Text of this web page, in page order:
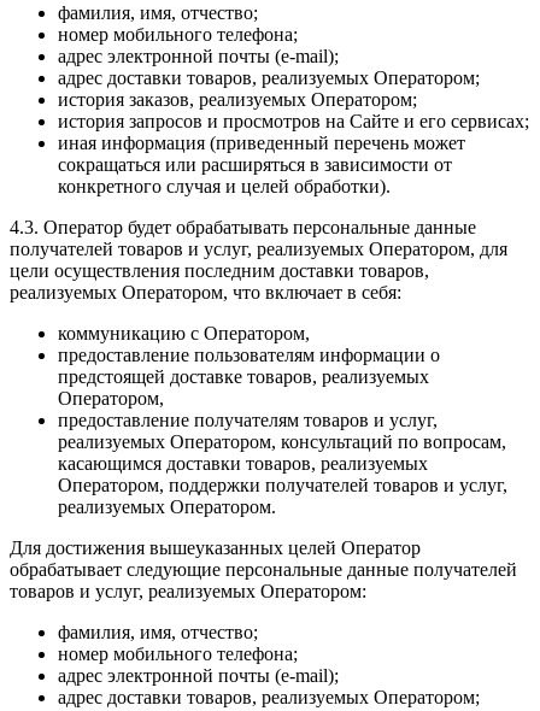
фамилия, имя, отчество;
номер мобильного телефона;
адрес электронной почты (e-mail);
адрес доставки товаров, реализуемых Оператором;
история заказов, реализуемых Оператором;
история запросов и просмотров на Сайте и его сервисах;
иная информация (приведенный перечень может
сокращаться или расширяться в зависимости от
конкретного случая и целей обработки).
4.3. Оператор будет обрабатывать персональные данные
получателей товаров и услуг, реализуемых Оператором, для
цели осуществления последним доставки товаров,
реализуемых Оператором, что включает в себя:
коммуникацию с Оператором,
предоставление пользователям информации о
предстоящей доставке товаров, реализуемых
Оператором,
предоставление получателям товаров и услуг,
реализуемых Оператором, консультаций по вопросам,
касающимся доставки товаров, реализуемых
Оператором, поддержки получателей товаров и услуг,
реализуемых Оператором.
Для достижения вышеуказанных целей Оператор
обрабатывает следующие персональные данные получателей
товаров и услуг, реализуемых Оператором:
фамилия, имя, отчество;
номер мобильного телефона;
адрес электронной почты (e-mail);
адрес доставки товаров, реализуемых Оператором;